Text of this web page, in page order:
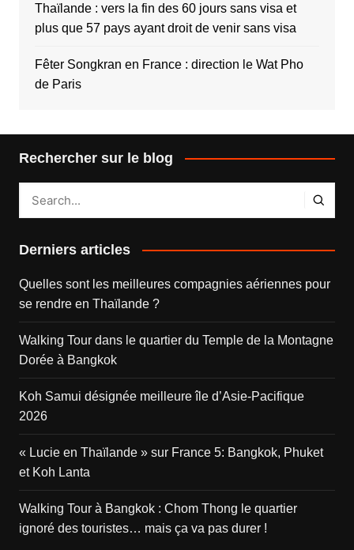
Thaïlande : vers la fin des 60 jours sans visa et
plus que 57 pays ayant droit de venir sans visa
Fêter Songkran en France : direction le Wat Pho
de Paris
Rechercher sur le blog
Derniers articles
Quelles sont les meilleures compagnies aériennes pour
se rendre en Thaïlande ?
Walking Tour dans le quartier du Temple de la Montagne
Dorée à Bangkok
Koh Samui désignée meilleure île d’Asie-Pacifique
2026
« Lucie en Thaïlande » sur France 5: Bangkok, Phuket
et Koh Lanta
Walking Tour à Bangkok : Chom Thong le quartier
ignoré des touristes… mais ça va pas durer !